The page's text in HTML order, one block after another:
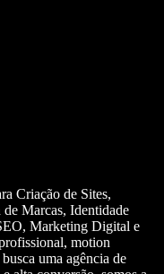
Criação de Sites,
Marcas, Identidade
Marketing Digital e
motion
uma agência de